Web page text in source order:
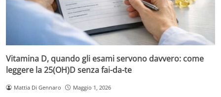
Vitamina D, quando gli esami servono davvero: come
leggere la 25(OH)D senza fai-da-te
Mattia Di Gennaro Maggio 1, 2026